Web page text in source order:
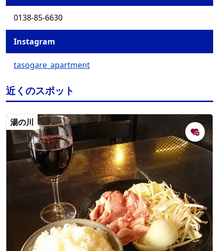
0138-85-6630
Instagram
tasogare_apartment
近くのスポット
湯の川